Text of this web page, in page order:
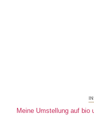
Meine Umstellung auf bio